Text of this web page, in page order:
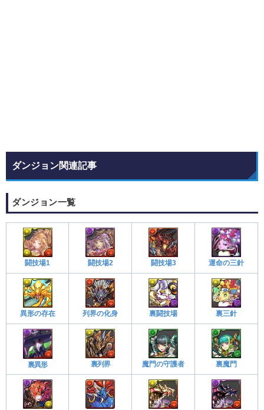
ダンジョン関連記事
ダンジョン一覧
闘技場1 闘技場2 闘技場3 運命の三針
異形の存在 列界の化身 裏闘技場 裏三針
裏異形 裏列界 魔門の守護者 裏魔門